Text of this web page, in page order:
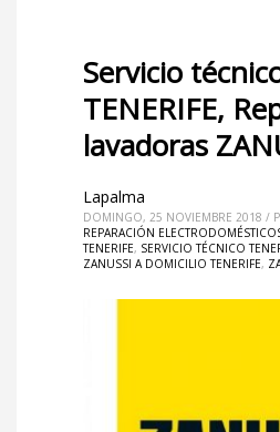
Servicio
TENERIFE,
lavadoras
Lapalma
DOMINGO, 25 NOVIEMBRE 2018 /
REPARACIÓN
TENERIFE, SERVICIO TÉCNICO
ZANUSSI A DOMICILIO TENERIFE,